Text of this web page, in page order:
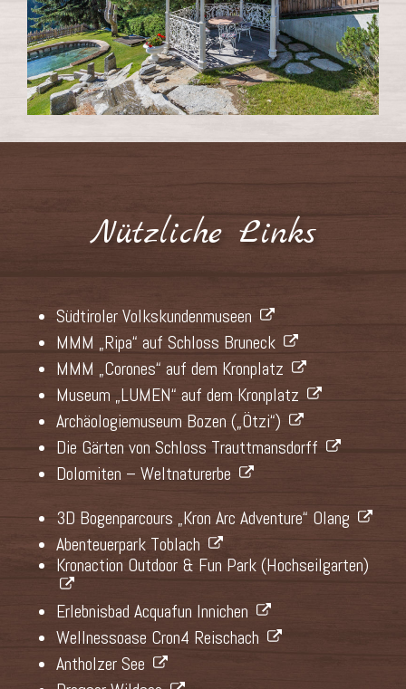
Nützliche Links
Südtiroler Volkskundenmuseen
MMM „Ripa“ auf Schloss Bruneck
MMM „Corones“ auf dem Kronplatz
Museum „LUMEN“ auf dem Kronplatz
Archäologiemuseum Bozen („Ötzi“)
Die Gärten von Schloss Trauttmansdorff
Dolomiten – Weltnaturerbe
3D Bogenparcours „Kron Arc Adventure“ Olang
Abenteuerpark Toblach
Kronaction Outdoor & Fun Park (Hochseilgarten)
Erlebnisbad Acquafun Innichen
Wellnessoase Cron4 Reischach
Antholzer See